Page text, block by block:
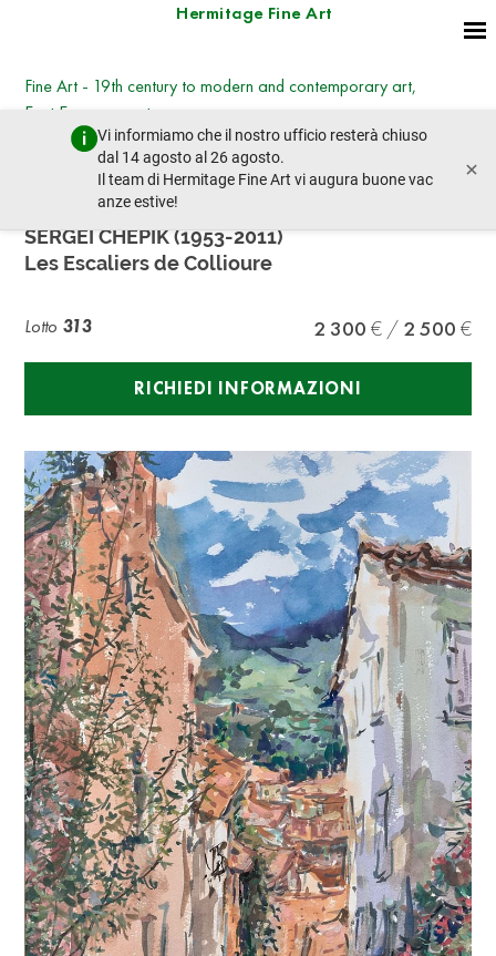
Hermitage Fine Art
Vi informiamo che il nostro ufficio resterà chiuso
dal 14 agosto al 26 agosto.
Il team di Hermitage Fine Art vi augura buone vac
anze estive!
×
Fine Art - 19th century to modern and contemporary art,
East European art
mercoledì 8 marzo 2023 - 14:30
lotto precedente lotto prossimo
SERGEI CHEPIK (1953-2011)
Les Escaliers de Collioure
Lotto 313 2 300 2 500
RICHIEDI INFORMAZIONI